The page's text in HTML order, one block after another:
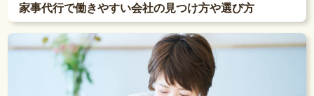
家事代行で働きやすい会社の見つけ方や選び方